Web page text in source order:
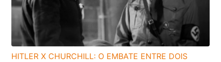
HITLER X CHURCHILL: O EMBATE ENTRE DOIS